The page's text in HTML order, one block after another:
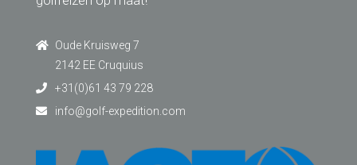
Oude Kruisweg 7
2142 EE Cruquius
+31(0)61 43 79 228
info@golf-expedition.com